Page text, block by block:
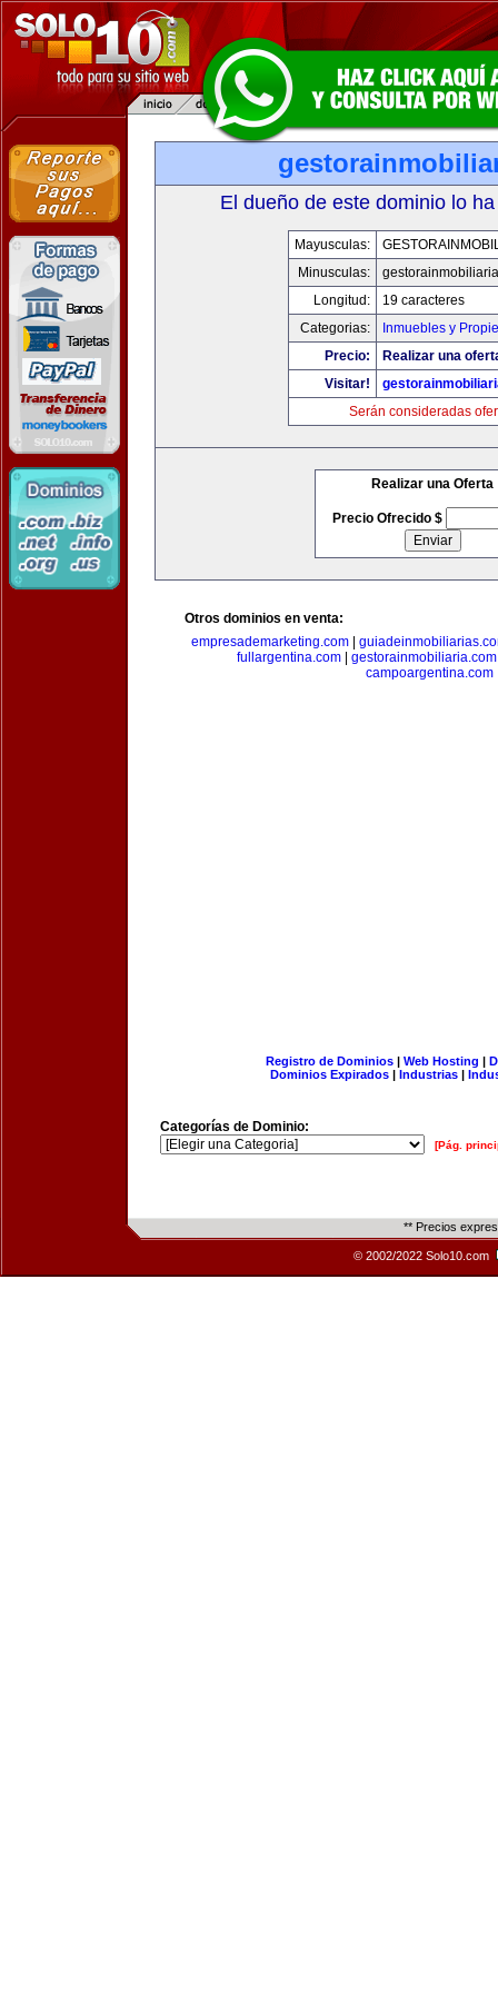
El dueño de este dominio lo
Mayusculas:
Minusculas:
Longitud:
19 caracteres
Categorias:
Inmuebles y
Precio:
Realizar una
Visitar!
Serán consideradas
Realizar una Oferta
Precio Ofrecido $
Otros dominios en venta:
empresademarketing.com|
fullargentina.com
gestorainmobiliaria.com
campoargentina.com
Registro de Dominios| Web Hosting |
Dominios Expirados | Industrias |
Categorías de Dominio:
[Pág.
** Precios
© 2002/2022 Solo10.com